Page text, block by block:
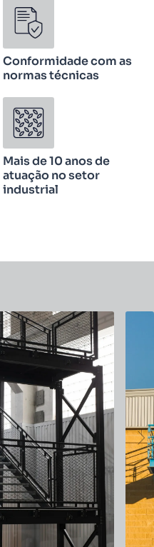
Conformidade com as
normas técnicas
Mais de 10 anos de
atuação no setor
industrial